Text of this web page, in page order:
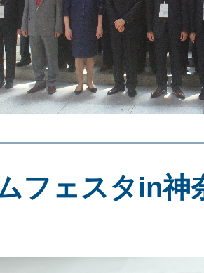
フェスタin神